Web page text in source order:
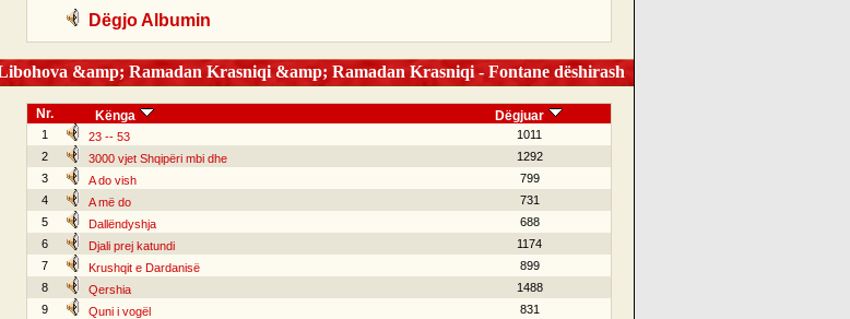
Dëgjo Albumin
&amp; Ramadan Krasniqi &amp; Ramadan Krasniqi - Fontane dëshirash
Nr. Kënga Dëgjuar
1 23 -- 53
1011
2
3000 vjet Shqipëri mbi dhe
1292
3
A do vish
799
4
A më do
731
5
Dallëndyshja
688
6
Djali prej katundi
1174
7
Krushqit e Dardanisë
899
8
Qershia
1488
9
Quni i vogël
831